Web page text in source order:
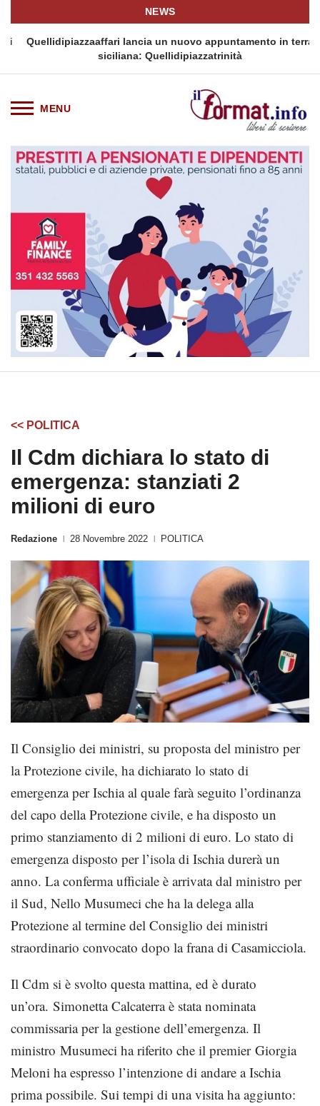
NEWS
Quellidipiazzaaffari lancia un nuovo appuntamento in terra
siciliana: Quellidipiazzatrinità
<< POLITICA
Il Cdm dichiara lo stato di
emergenza: stanziati 2
milioni di euro
Redazione 28 Novembre 2022 POLITICA
Il Consiglio dei ministri, su proposta del ministro per
la Protezione civile, ha dichiarato lo stato di
emergenza per Ischia al quale farà seguito l’ordinanza
del capo della Protezione civile, e ha disposto un
primo stanziamento di 2 milioni di euro. Lo stato di
emergenza disposto per l’isola di Ischia durerà un
anno. La conferma ufficiale è arrivata dal ministro per
il Sud, Nello Musumeci che ha la delega alla
Protezione al termine del Consiglio dei ministri
straordinario convocato dopo la frana di Casamicciola.
Il Cdm si è svolto questa mattina, ed è durato
un’ora. Simonetta Calcaterra è stata nominata
commissaria per la gestione dell’emergenza. Il
ministro Musumeci ha riferito che il premier Giorgia
Meloni ha espresso l’intenzione di andare a Ischia
prima possibile. Sui tempi di una visita ha aggiunto: